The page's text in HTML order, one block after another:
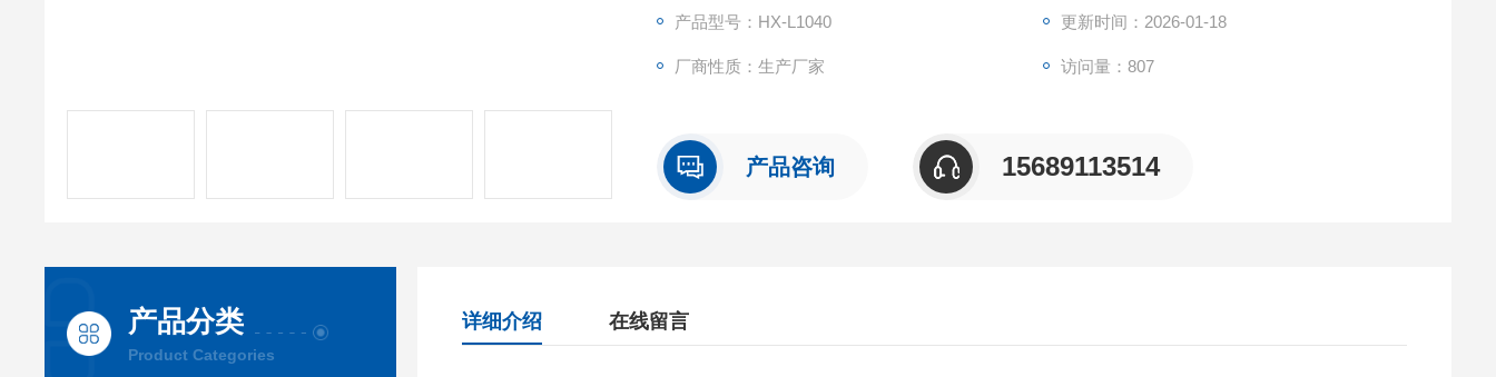
产品型号：HX-L1040 更新时间：2026-01-18
厂商性质：生产厂家 访问量：807
产品咨询 15689113514
产品分类
Product Categories
详细介绍 在线留言